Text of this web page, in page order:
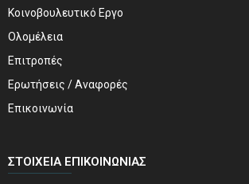
Κοινοβουλευτικό Εργο
Ολομέλεια
Επιτροπές
Ερωτήσεις / Αναφορές
Επικοινωνία
ΣΤΟΙΧΕΊΑ ΕΠΙΚΟΙΝΩΝΊΑΣ